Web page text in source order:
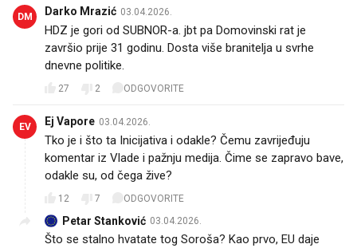
DM Darko Mrazić 03.04.2026.
HDZ je gori od SUBNOR-a. jbt pa Domovinski rat je
završio prije 31 godinu. Dosta više branitelja u svrhe
dnevne politike.
27 2 ODGOVORITE
EV Ej Vapore 03.04.2026.
Tko je i što ta Inicijativa i odakle? Čemu zavrijeđuju
komentar iz Vlade i pažnju medija. Čime se zapravo bave,
odakle su, od čega žive?
12 7 ODGOVORITE
Petar Stanković 03.04.2026.
Što se stalno hvatate tog Soroša? Kao prvo, EU daje